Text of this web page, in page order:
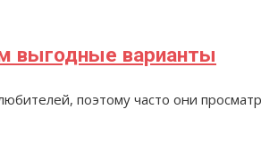
выгодные варианты
поэтому часто они